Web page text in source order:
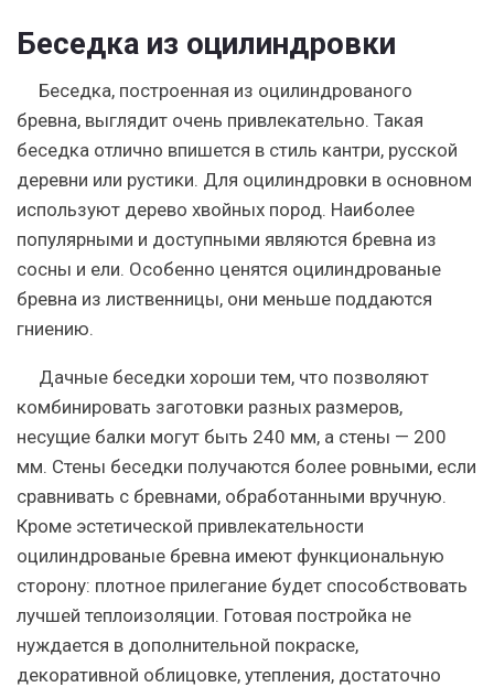
Беседка из оцилиндровки
Беседка, построенная из оцилиндрованого
бревна, выглядит очень привлекательно. Такая
беседка отлично впишется в стиль кантри, русской
деревни или рустики. Для оцилиндровки в основном
используют дерево хвойных пород. Наиболее
популярными и доступными являются бревна из
сосны и ели. Особенно ценятся оцилиндрованые
бревна из лиственницы, они меньше поддаются
гниению.
Дачные беседки хороши тем, что позволяют
комбинировать заготовки разных размеров,
несущие балки могут быть 240 мм, а стены — 200
мм. Стены беседки получаются более ровными, если
сравнивать с бревнами, обработанными вручную.
Кроме эстетической привлекательности
оцилиндрованые бревна имеют функциональную
сторону: плотное прилегание будет способствовать
лучшей теплоизоляции. Готовая постройка не
нуждается в дополнительной покраске,
декоративной облицовке, утепления, достаточно